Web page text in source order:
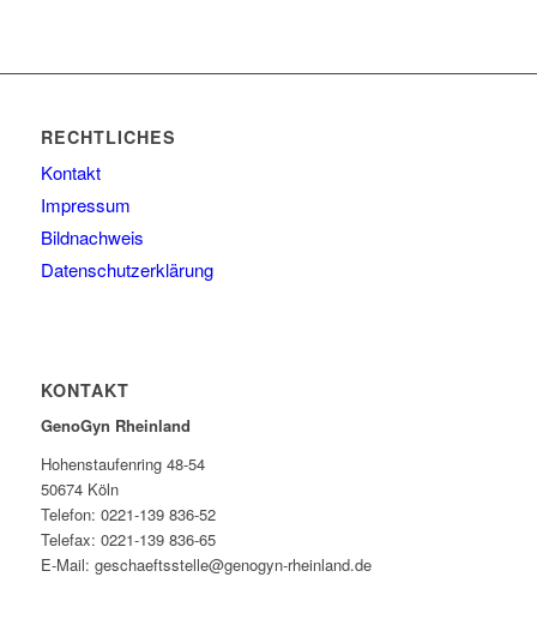
RECHTLICHES
Kontakt
Impressum
Bildnachweis
Datenschutzerklärung
KONTAKT
GenoGyn Rheinland
Hohenstaufenring 48-54
50674 Köln
Telefon: 0221-139 836-52
Telefax: 0221-139 836-65
E-Mail: geschaeftsstelle@genogyn-rheinland.de